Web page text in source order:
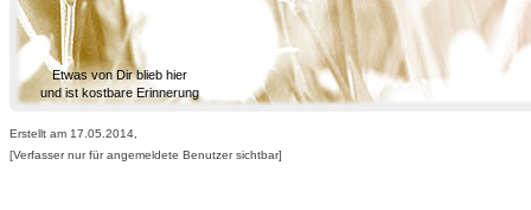
Etwas von Dir blieb hier
und ist kostbare Erinnerung
Erstellt am 17.05.2014,
[Verfasser nur für angemeldete Benutzer sichtbar]